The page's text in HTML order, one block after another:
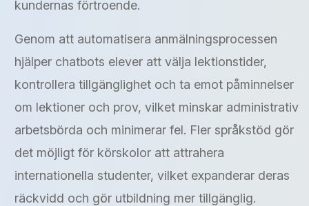
kundernas förtroende.
Genom att automatisera anmälningsprocessen
hjälper chatbots elever att välja lektionstider,
kontrollera tillgänglighet och ta emot påminnelser
om lektioner och prov, vilket minskar administrativ
arbetsbörda och minimerar fel. Fler språkstöd gör
det möjligt för körskolor att attrahera
internationella studenter, vilket expanderar deras
räckvidd och gör utbildning mer tillgänglig.